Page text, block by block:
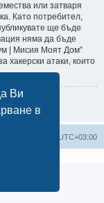
Ви
в
или затваря
Като потребител,
ще бъде
няма да бъде
| Мисия Моят Дом”
хакерски атаки, които
UTC+03:00